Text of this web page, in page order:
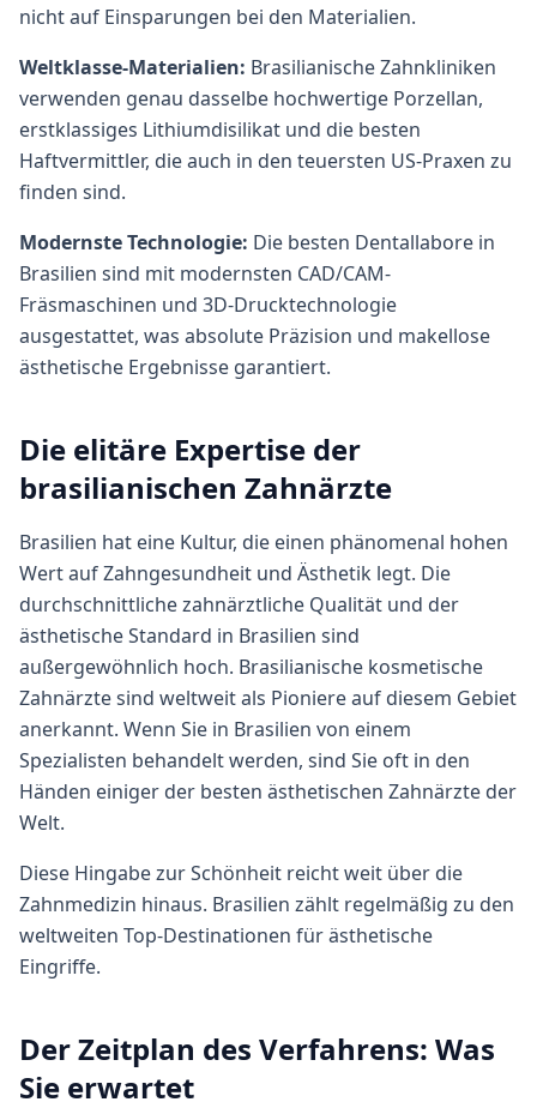
nicht auf Einsparungen bei den Materialien.
Weltklasse-Materialien: Brasilianische Zahnkliniken
verwenden genau dasselbe hochwertige Porzellan,
erstklassiges Lithiumdisilikat und die besten
Haftvermittler, die auch in den teuersten US-Praxen zu
finden sind.
Modernste Technologie: Die besten Dentallabore in
Brasilien sind mit modernsten CAD/CAM-
Fräsmaschinen und 3D-Drucktechnologie
ausgestattet, was absolute Präzision und makellose
ästhetische Ergebnisse garantiert.
Die elitäre Expertise der
brasilianischen Zahnärzte
Brasilien hat eine Kultur, die einen phänomenal hohen
Wert auf Zahngesundheit und Ästhetik legt. Die
durchschnittliche zahnärztliche Qualität und der
ästhetische Standard in Brasilien sind
außergewöhnlich hoch. Brasilianische kosmetische
Zahnärzte sind weltweit als Pioniere auf diesem Gebiet
anerkannt. Wenn Sie in Brasilien von einem
Spezialisten behandelt werden, sind Sie oft in den
Händen einiger der besten ästhetischen Zahnärzte der
Welt.
Diese Hingabe zur Schönheit reicht weit über die
Zahnmedizin hinaus. Brasilien zählt regelmäßig zu den
weltweiten Top-Destinationen für ästhetische
Eingriffe.
Der Zeitplan des Verfahrens: Was
Sie erwartet